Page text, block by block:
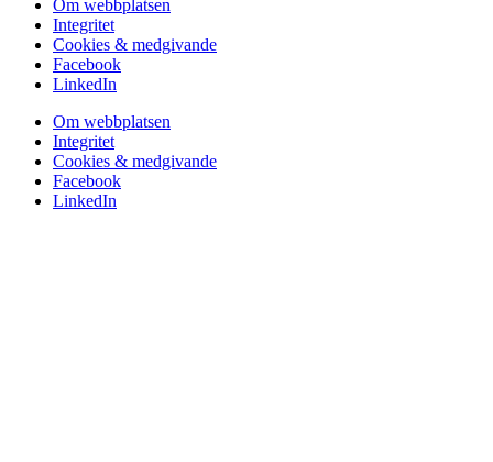
Om webbplatsen
Integritet
Cookies & medgivande
Facebook
LinkedIn
Om webbplatsen
Integritet
Cookies & medgivande
Facebook
LinkedIn